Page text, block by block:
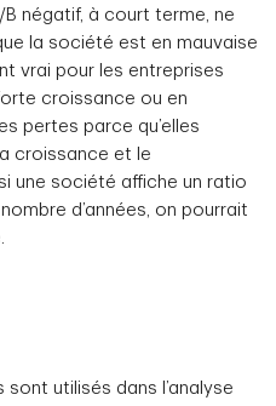
négatif, à court terme, ne
la société est en mauvaise
vrai pour les entreprises
croissance ou en
pertes parce qu’elles
croissance et le
une société affiche un ratio
d’années, on pourrait
utilisés dans l’analyse